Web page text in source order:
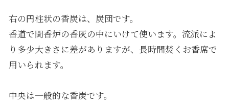
右の円柱状の香炭は、炭団です。
香道で聞香炉の香灰の中にいけて使います。流派によ
り多少大きさに差がありますが、長時間焚くお香席で
用いられます。
中央は一般的な香炭です。